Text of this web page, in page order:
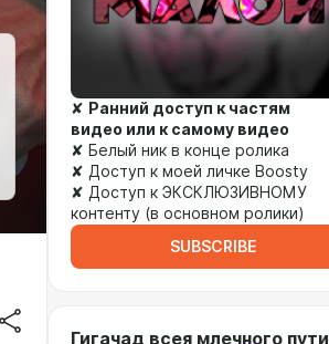
✘ Ранний доступ к частям
видео или к самому видео
✘ Белый ник в конце ролика
✘ Доступ к моей личке Boosty
✘ Доступ к ЭКСКЛЮЗИВНОМУ
контенту (в основном ролики)
SUBSCRIBE
Гигачад всея млечного пути